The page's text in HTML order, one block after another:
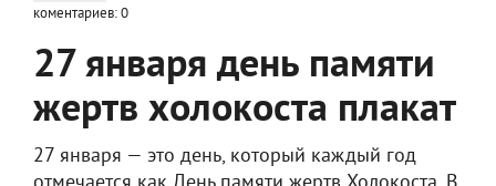
коментариев: 0
27 января день памяти
жертв холокоста плакат
27 января — это день, который каждый год